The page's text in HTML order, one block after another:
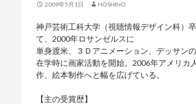
2009年5月1日 HOSHINO
神戸芸術工科大学（視聴情報デザイン科）
て、2000年ロサンゼルスに
単身渡米、３Ｄアニメーション、デッサンの
在学時に画家活動を開始。2006年アメリカ
作、絵本制作へと幅を広げている。
【主の受賞歴】